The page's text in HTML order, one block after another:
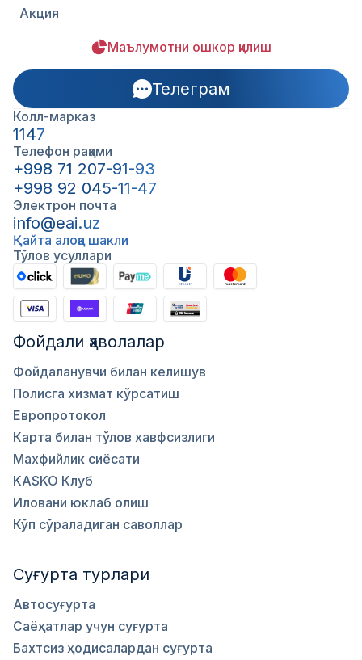
Акция
Маълумотни ошкор қилиш
Телеграм
Колл-марказ
1147
Телефон рақами
+998 71 207-91-93
+998 92 045-11-47
Электрон почта
info@eai.uz
Қайта алоқа шакли
Тўлов усуллари
Фойдали ҳаволалар
Фойдаланувчи билан келишув
Полисга хизмат кўрсатиш
Европротокол
Карта билан тўлов хавфсизлиги
Махфийлик сиёсати
KASKO Клуб
Иловани юклаб олиш
Кўп сўраладиган саволлар
Суғурта турлари
Автосуғурта
Саёҳатлар учун суғурта
Бахтсиз ҳодисалардан суғурта